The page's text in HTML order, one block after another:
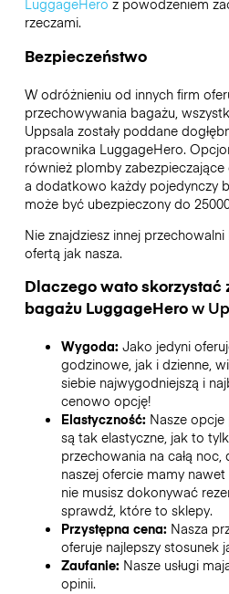
LuggageHero z powodzeniem
rzeczami.
Bezpieczeństwo
W odróżnieniu od innych firm
przechowywania bagażu,
Uppsala zostały poddane
pracownika LuggageHero.
również plomby zabezpieczające
a dodatkowo każdy pojedynczy
może być ubezpieczony do
Nie znajdziesz innej
ofertą jak nasza.
Dlaczego wato skorzystać
bagażu LuggageHerow
Wygoda: Jako jedyni
godzinowe, jak i dzienne,
siebie najwygodniejszą i
cenowo opcję!
Elastyczność: Nasze
są tak elastyczne, jak to
przechowania na całą
naszej ofercie mamy
nie musisz dokonywać
sprawdź, które to sklepy.
Przystępna cena: Nasza
oferuje najlepszy stosunek
Zaufanie: Nasze usługi
opinii.